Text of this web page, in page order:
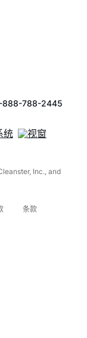
888-788-2445
Inc., and
条款